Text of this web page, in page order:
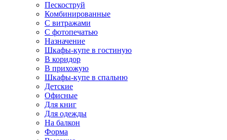
Пескоструй
Комбинированные
С витражами
С фотопечатью
Назначение
Шкафы-купе в гостиную
В коридор
В прихожую
Шкафы-купе в спальню
Детские
Офисные
Для книг
Для одежды
На балкон
Форма